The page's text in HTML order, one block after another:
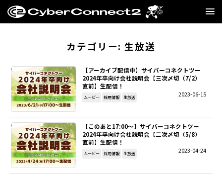
MANGA・NOVEL
FILM
CC2STORE
COMPANY
カテゴリー:生放送
【アーカイブ配信中】サイバーコネクトツー
2024年卒向け会社説明会【三次〆切（7/2）
直前】生配信！
2023-06-15
ムービー 採用情報 生放送
【このあと17:00～】サイバーコネクトツー
2024年卒向け会社説明会【二次〆切（5/8）
直前】生配信！
2023-04-24
ムービー 採用情報 生放送